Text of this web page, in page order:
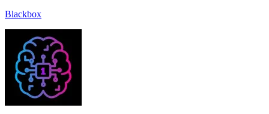
Blackbox